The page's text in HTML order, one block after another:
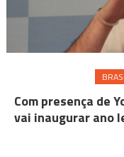
Com presença de
vai inaugurar ano